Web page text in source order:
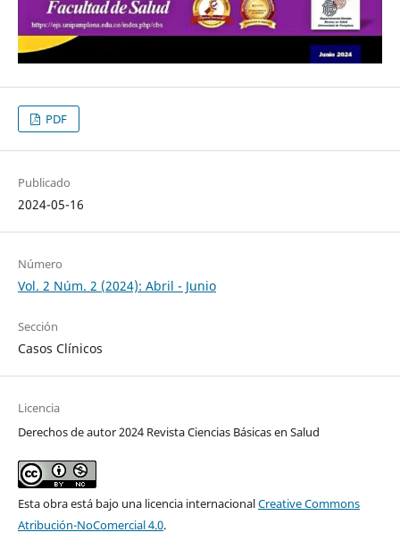
PDF
Publicado
2024-05-16
Número
Vol. 2 Núm. 2 (2024): Abril - Junio
Sección
Casos Clínicos
Licencia
Derechos de autor 2024 Revista Ciencias Básicas en Salud
Esta obra está bajo una licencia internacionalCreative Commons
Atribución-NoComercial 4.0.